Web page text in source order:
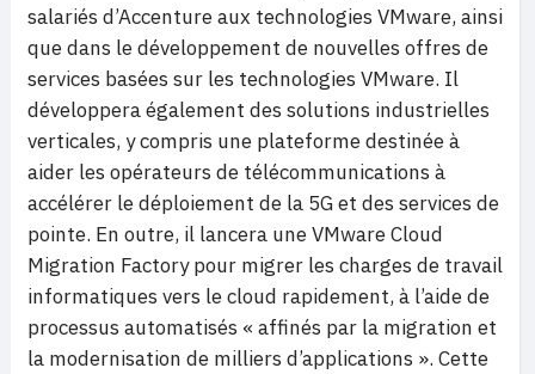
salariés d’Accenture aux technologies VMware, ainsi
que dans le développement de nouvelles offres de
services basées sur les technologies VMware. Il
développera également des solutions industrielles
verticales, y compris une plateforme destinée à
aider les opérateurs de télécommunications à
accélérer le déploiement de la 5G et des services de
pointe. En outre, il lancera une VMware Cloud
Migration Factory pour migrer les charges de travail
informatiques vers le cloud rapidement, à l’aide de
processus automatisés « affinés par la migration et
la modernisation de milliers d’applications ». Cette